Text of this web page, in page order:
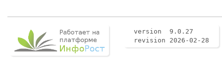
version 9.0.27
revision 2026-02-28